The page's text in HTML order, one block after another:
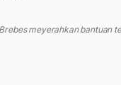
meyerahkan bantuan